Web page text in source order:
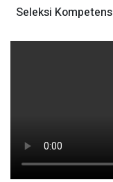
Seleksi